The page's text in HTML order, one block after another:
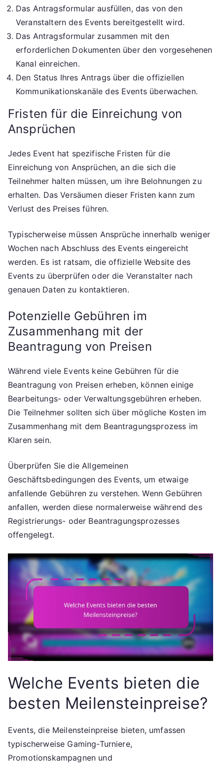
Das Antragsformular ausfüllen, das von den
Veranstaltern des Events bereitgestellt wird.
Das Antragsformular zusammen mit den
erforderlichen Dokumenten über den vorgesehenen
Kanal einreichen.
Den Status Ihres Antrags über die offiziellen
Kommunikationskanäle des Events überwachen.
Fristen für die Einreichung von
Ansprüchen
Jedes Event hat spezifische Fristen für die
Einreichung von Ansprüchen, an die sich die
Teilnehmer halten müssen, um ihre Belohnungen zu
erhalten. Das Versäumen dieser Fristen kann zum
Verlust des Preises führen.
Typischerweise müssen Ansprüche innerhalb weniger
Wochen nach Abschluss des Events eingereicht
werden. Es ist ratsam, die offizielle Website des
Events zu überprüfen oder die Veranstalter nach
genauen Daten zu kontaktieren.
Potenzielle Gebühren im
Zusammenhang mit der
Beantragung von Preisen
Während viele Events keine Gebühren für die
Beantragung von Preisen erheben, können einige
Bearbeitungs- oder Verwaltungsgebühren erheben.
Die Teilnehmer sollten sich über mögliche Kosten im
Zusammenhang mit dem Beantragungsprozess im
Klaren sein.
Überprüfen Sie die Allgemeinen
Geschäftsbedingungen des Events, um etwaige
anfallende Gebühren zu verstehen. Wenn Gebühren
anfallen, werden diese normalerweise während des
Registrierungs- oder Beantragungsprozesses
offengelegt.
Welche Events bieten die
besten Meilensteinpreise?
Events, die Meilensteinpreise bieten, umfassen
typischerweise Gaming-Turniere,
Promotionskampagnen und